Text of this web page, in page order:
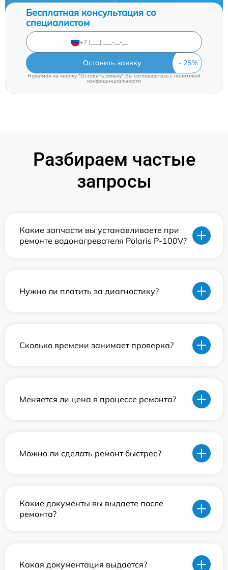
Бесплатная консультация со
специалистом
Оставить заявку
Нажимая на кнопку "Оставить заявку" Вы соглашаетесь cполитикой
конфиденциальности
Разбираем частые
запросы
Какие запчасти вы устанавливаете при
ремонте водонагревателя Polaris P-100V?
Нужно ли платить за диагностику?
Сколько времени занимает проверка?
Меняется ли цена в процессе ремонта?
Можно ли сделать ремонт быстрее?
Какие документы вы выдаете после
ремонта?
Какая документация выдается?